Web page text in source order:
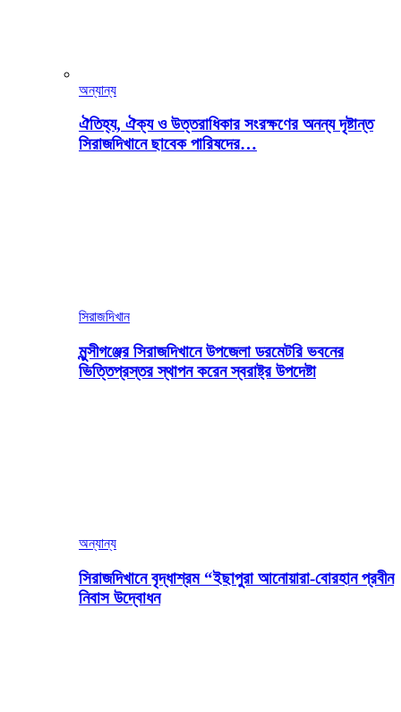
অন্যান্য
ঐতিহ্য, ঐক্য ও উত্তরাধিকার সংরক্ষণের অনন্য দৃষ্টান্ত
সিরাজদিখানে ছাবেক পারিষদের…
সিরাজদিখান
মুন্সীগঞ্জের সিরাজদিখানে উপজেলা ডরমেটরি ভবনের
ভিত্তিপ্রস্তর স্থাপন করেন স্বরাষ্ট্র উপদেষ্টা
অন্যান্য
সিরাজদিখানে বৃদ্ধাশ্রম “ইছাপুরা আনোয়ারা-বোরহান প্রবীন
নিবাস উদ্বোধন